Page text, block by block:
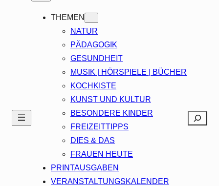
THEMEN
NATUR
PÄDAGOGIK
GESUNDHEIT
MUSIK | HÖRSPIELE | BÜCHER
KOCHKISTE
KUNST UND KULTUR
BESONDERE KINDER
FREIZEITTIPPS
DIES & DAS
FRAUEN HEUTE
PRINTAUSGABEN
VERANSTALTUNGSKALENDER
Search